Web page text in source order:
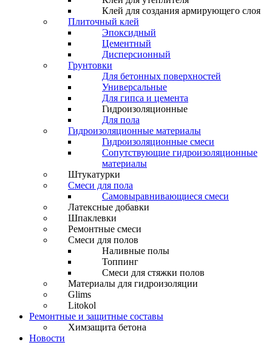
Клей для создания армирующего слоя
Плиточный клей
Эпоксидный
Цементный
Дисперсионный
Грунтовки
Для бетонных поверхностей
Универсальные
Для гипса и цемента
Гидроизоляционные
Для пола
Гидроизоляционные материалы
Гидроизоляционные смеси
Сопутствующие гидроизоляционные
материалы
Штукатурки
Смеси для пола
Самовыравнивающиеся смеси
Латексные добавки
Шпаклевки
Ремонтные смеси
Смеси для полов
Наливные полы
Топпинг
Смеси для стяжки полов
Материалы для гидроизоляции
Glims
Litokol
Ремонтные и защитные составы
Химзащита бетона
Новости